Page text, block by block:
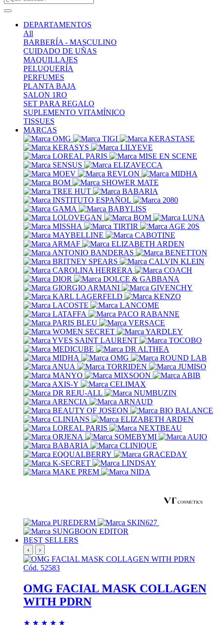
DEPARTAMENTOS
All
BARBERÍA - MASCULINO
CUIDADO DE UÑAS
MAQUILLAJES
PELUQUERÍA
PERFUMES
PLANTA BAJA
SALON 1RO
SET PARA REGALO
SUPLEMENTO VITAMÍNICO
TISSUES
MARCAS
BEST SELLERS
‹ ›
Cód. 52583
OMG FACIAL MASK COLLAGEN
WITH PDRN
★ ★ ★ ★ ★